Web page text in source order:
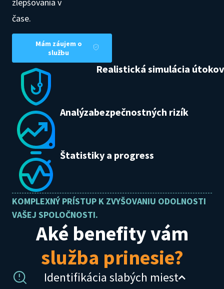
čase.
Mám záujem o
službu
Realistická simulácia útokov
Analýzabezpečnostných rizík
Štatistiky a progress
KOMPLEXNÝ PRÍSTUP K ZVYŠOVANIU ODOLNOSTI
VAŠEJ SPOLOČNOSTI.
Aké benefity vám
služba prinesie?
Identifikácia slabých miest